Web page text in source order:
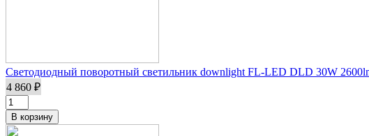
Светодиодный поворотный светильник downlight FL-LED DLD 30W
4 860 ₽